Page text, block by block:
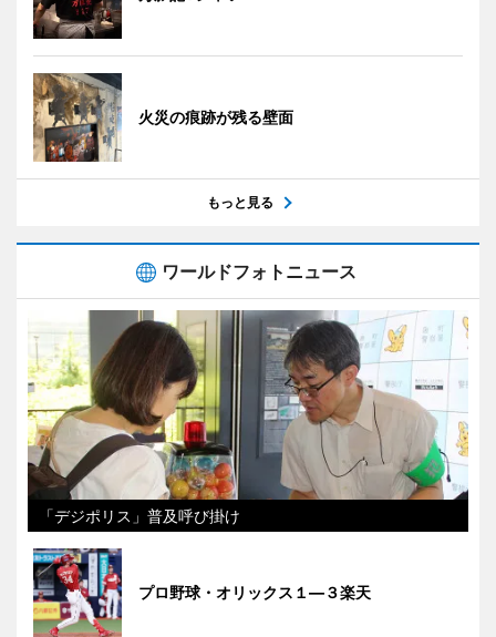
火災の痕跡が残る壁面
もっと見る
ワールドフォトニュース
「デジポリス」普及呼び掛け
プロ野球・オリックス１―３楽天